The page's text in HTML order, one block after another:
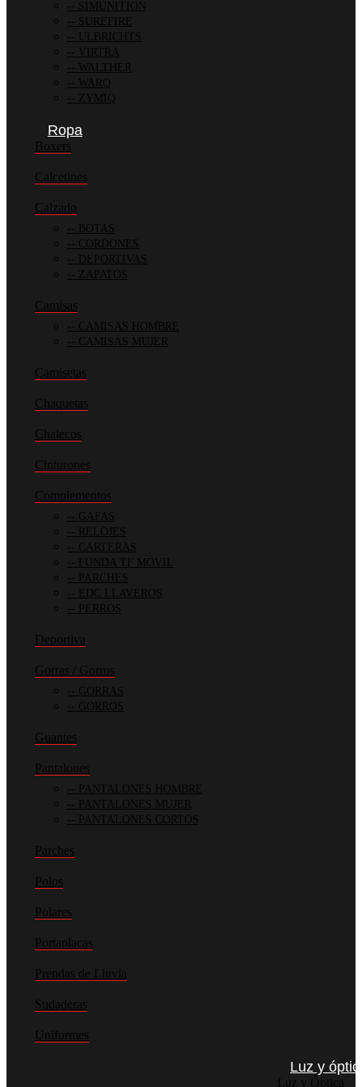
SIMUNITION
SUREFIRE
ULBRICHTS
VIRTRA
WALTHER
WARQ
ZYMIQ
Ropa
Boxers
Calcetines
Calzado
BOTAS
CORDONES
DEPORTIVAS
ZAPATOS
Camisas
CAMISAS HOMBRE
CAMISAS MUJER
Camisetas
Chaquetas
Chalecos
Cinturones
Complementos
GAFAS
RELOJES
CARTERAS
FUNDA TF MÓVIL
PARCHES
EDC LLAVEROS
PERROS
Deportiva
Gorras / Gorros
GORRAS
GORROS
Guantes
Pantalones
PANTALONES HOMBRE
PANTALONES MUJER
PANTALONES CORTOS
Parches
Polos
Polares
Portaplacas
Prendas de Lluvia
Sudaderas
Uniformes
Luz y
Luz y Óptica